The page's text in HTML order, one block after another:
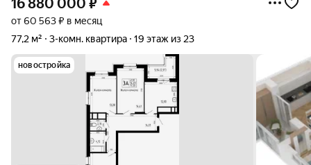
16 880 000 ₽
от 60 563 ₽ в месяц
77,2 м²
3-комн. квартира 19 этаж из 23
новостройка